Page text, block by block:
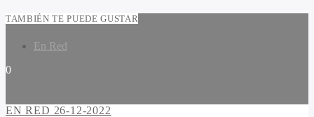
TAMBIÉN TE PUEDE GUSTAR
En Red
0
EN RED 26-12-2022